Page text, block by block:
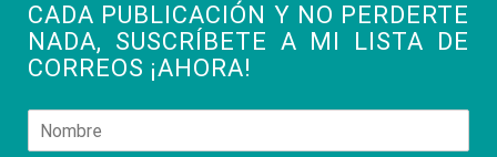
CADA PUBLICACIÓN Y NO PERDERTE
NADA, SUSCRÍBETE A MI LISTA DE
CORREOS ¡AHORA!